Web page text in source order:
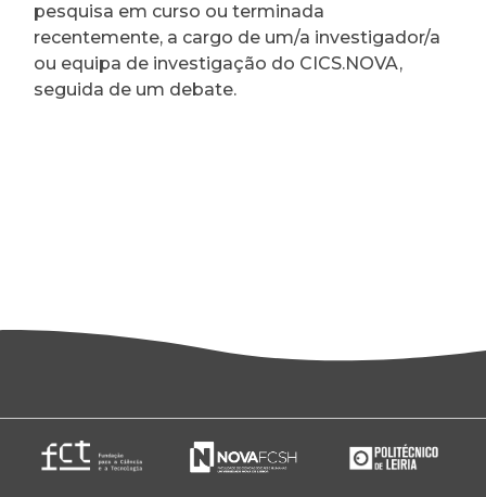
pesquisa em curso ou terminada
recentemente, a cargo de um/a investigador/a
ou equipa de investigação do CICS.NOVA,
seguida de um debate.